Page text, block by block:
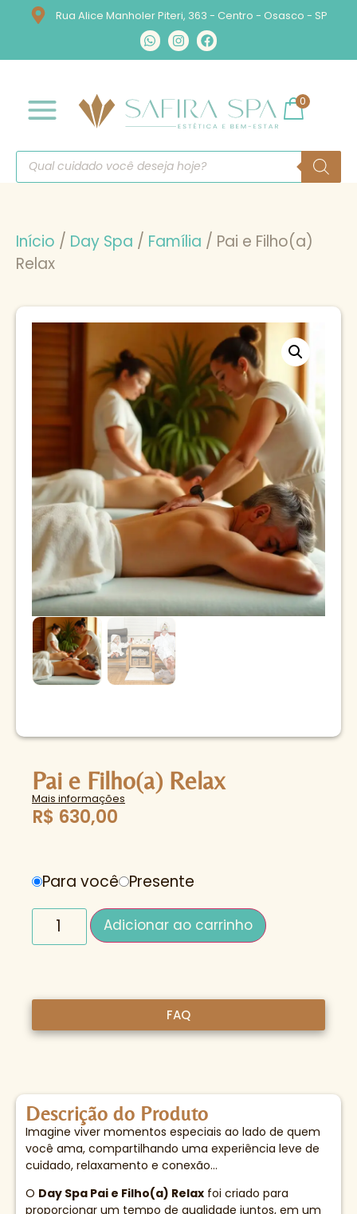
Rua Alice Manholer Piteri, 363 - Centro - Osasco - SP
0
Início / Day Spa / Família / Pai e Filho(a)
Relax
Pai e Filho(a) Relax
Mais informações
R$ 630,00
Para você Presente
Adicionar ao carrinho
FAQ
Descrição do Produto
Imagine viver momentos especiais ao lado de quem
você ama, compartilhando uma experiência leve de
cuidado, relaxamento e conexão…
O Day Spa Pai e Filho(a) Relax foi criado para
proporcionar um tempo de qualidade juntos, em um